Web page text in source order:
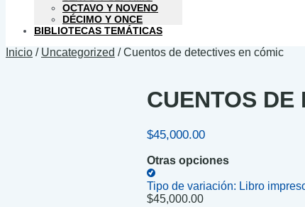
OCTAVO Y NOVENO
DÉCIMO Y ONCE
BIBLIOTECAS TEMÁTICAS
Inicio / Uncategorized /Cuentos de detectives en cómic
CUENTOS DE
$45,000.00
Otras opciones
Tipo de variación: Libro
$45,000.00